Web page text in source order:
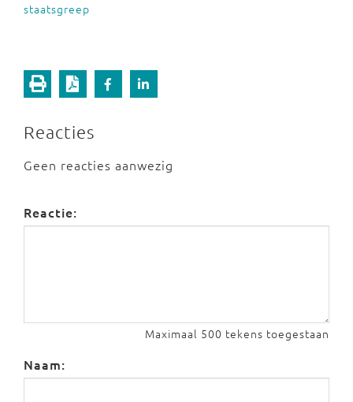
staatsgreep
Reacties
Geen reacties aanwezig
Reactie:
Maximaal 500 tekens toegestaan
Naam: